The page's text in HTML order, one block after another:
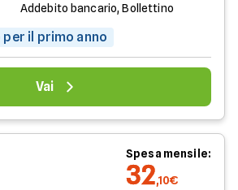
Addebito bancario, Bollettino
il primo anno
Vai
Spesa mensile:
32,10€